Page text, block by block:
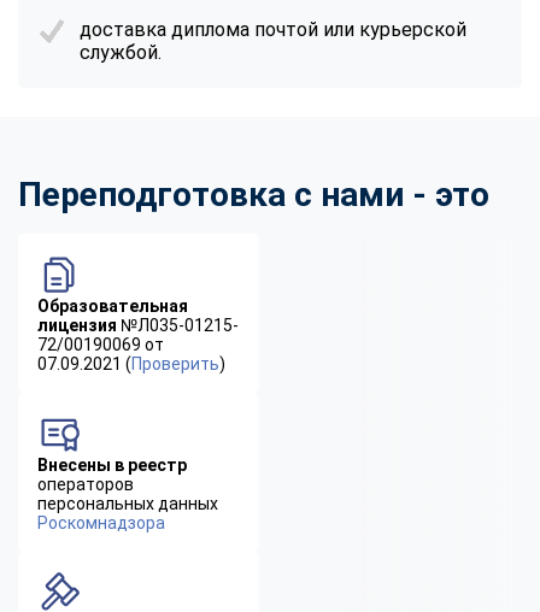
доставка диплома почтой или курьерской
службой.
Переподготовка с нами - это
Образовательная
лицензия №Л035-01215-
72/00190069 от
07.09.2021 (Проверить)
Внесены в реестр
операторов
персональных данных
Роскомнадзора